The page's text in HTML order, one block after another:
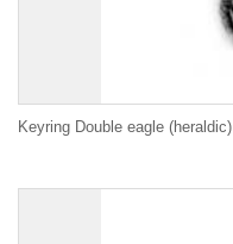
Keyring Double eagle (heraldic)